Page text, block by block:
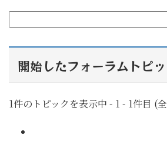
開始したフォーラムトピ
1件のトピックを表示中 - 1 - 1件目 (